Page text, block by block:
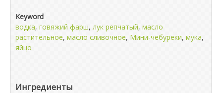
Keyword
водка, говяжий фарш, лук репчатый, масло
растительное, масло сливочное, Мини-чебуреки, мука,
яйцо
Ингредиенты